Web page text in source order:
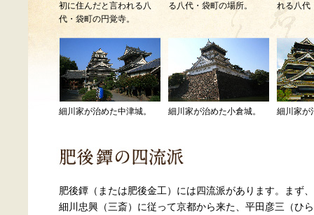
初に住んだと言われる八
代・袋町の円覚寺。
る八代・袋町の場所。
れる八代
細川家が治めた中津城。 細川家が治めた小倉城。 細川家が
肥後鐔（または肥後金工）には四流派があります。まず
細川忠興（三斎）に従って京都から来た、平田彦三（ひ